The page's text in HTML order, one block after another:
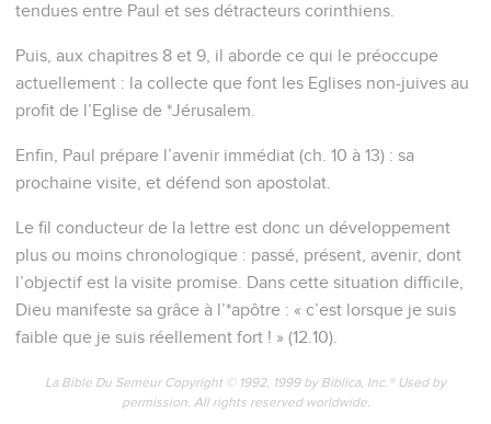
tendues entre Paul et ses détracteurs corinthiens.
Puis, aux chapitres 8 et 9, il aborde ce qui le préoccupe
actuellement : la collecte que font les Eglises non-juives au
profit de l’Eglise de *Jérusalem.
Enfin, Paul prépare l’avenir immédiat (ch. 10 à 13) : sa
prochaine visite, et défend son apostolat.
Le fil conducteur de la lettre est donc un développement
plus ou moins chronologique : passé, présent, avenir, dont
l’objectif est la visite promise. Dans cette situation difficile,
Dieu manifeste sa grâce à l’*apôtre : « c’est lorsque je suis
faible que je suis réellement fort ! » (12.10).
La Bible Du Semeur Copyright © 1992, 1999 by Biblica, Inc.® Used by
permission. All rights reserved worldwide.